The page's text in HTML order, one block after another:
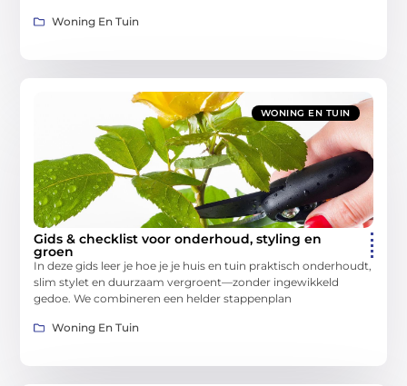
Woning En Tuin
WONING EN TUIN
Gids & checklist voor onderhoud, styling en
groen
In deze gids leer je hoe je je huis en tuin praktisch onderhoudt,
slim stylet en duurzaam vergroent—zonder ingewikkeld
gedoe. We combineren een helder stappenplan
Woning En Tuin